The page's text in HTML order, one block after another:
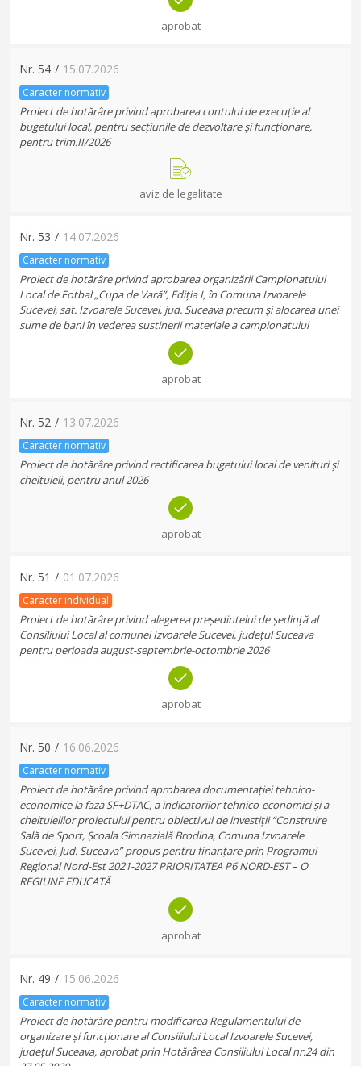
aprobat
Nr. 54 / 15.07.2026
Caracter normativ
Proiect de hotărâre privind aprobarea contului de execuție al
bugetului local, pentru secțiunile de dezvoltare și funcționare,
pentru trim.II/2026
aviz de legalitate
Nr. 53 / 14.07.2026
Caracter normativ
Proiect de hotărâre privind aprobarea organizării Campionatului
Local de Fotbal „Cupa de Vară”, Ediția I, în Comuna Izvoarele
Sucevei, sat. Izvoarele Sucevei, jud. Suceava precum și alocarea unei
sume de bani în vederea susținerii materiale a campionatului
aprobat
Nr. 52 / 13.07.2026
Caracter normativ
Proiect de hotărâre privind rectificarea bugetului local de venituri şi
cheltuieli, pentru anul 2026
aprobat
Nr. 51 / 01.07.2026
Caracter individual
Proiect de hotărâre privind alegerea președintelui de ședință al
Consiliului Local al comunei Izvoarele Sucevei, județul Suceava
pentru perioada august-septembrie-octombrie 2026
aprobat
Nr. 50 / 16.06.2026
Caracter normativ
Proiect de hotărâre privind aprobarea documentației tehnico-
economice la faza SF+DTAC, a indicatorilor tehnico-economici și a
cheltuielilor proiectului pentru obiectivul de investiții “Construire
Sală de Sport, Școala Gimnazială Brodina, Comuna Izvoarele
Sucevei, Jud. Suceava” propus pentru finanțare prin Programul
Regional Nord-Est 2021-2027 PRIORITATEA P6 NORD-EST – O
REGIUNE EDUCATĂ
aprobat
Nr. 49 / 15.06.2026
Caracter normativ
Proiect de hotărâre pentru modificarea Regulamentului de
organizare și funcționare al Consiliului Local Izvoarele Sucevei,
județul Suceava, aprobat prin Hotărârea Consiliului Local nr.24 din